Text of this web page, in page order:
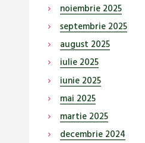
noiembrie 2025
septembrie 2025
august 2025
iulie 2025
iunie 2025
mai 2025
martie 2025
decembrie 2024